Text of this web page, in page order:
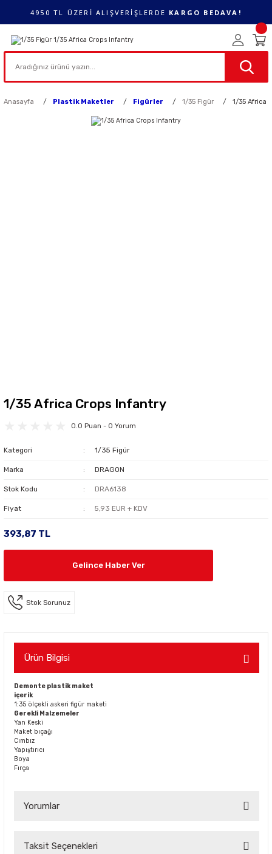
4950 TL ÜZERİ ALIŞVERİŞLERDE KARGO BEDAVA!
Anasayfa Plastik Maketler Figürler 1/35 Figür 1/35 Africa
1/35 Africa Crops Infantry
0.0 Puan - 0 Yorum
Kategori 1/35 Figür
Marka DRAGON
Stok Kodu DRA6138
Fiyat 5,93 EUR + KDV
393,87 TL
Gelince Haber Ver
Stok Sorunuz
Ürün Bilgisi
Demonte plastik maket
içerik
1:35 ölçekli askeri figür maketi
Gerekli Malzemeler
Yan Keski
Maket bıçağı
Cımbız
Yapıştırıcı
Boya
Fırça
Yorumlar
Taksit Seçenekleri